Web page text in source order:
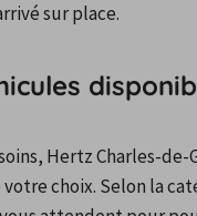
sur place.
Hertz Charles-
choix. Selon la